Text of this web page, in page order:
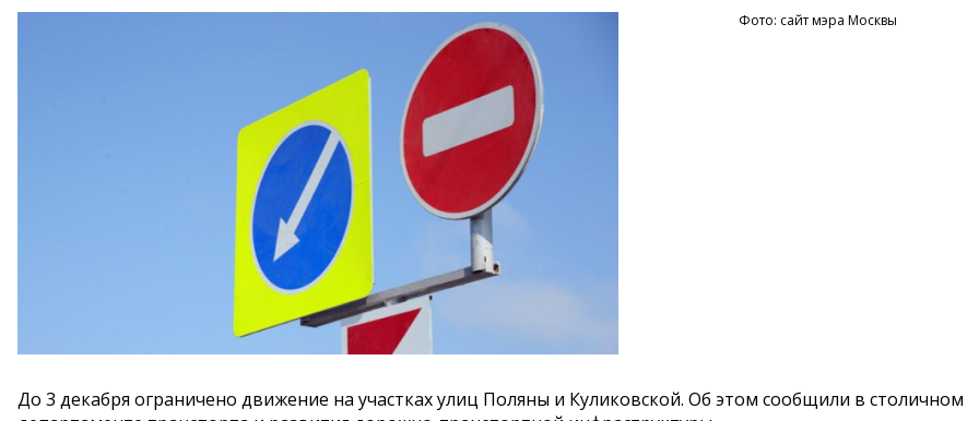
Фото: сайт мэра Москвы
До 3 декабря ограничено движение на участках улиц Поляны и Куликовской. Об этом сообщили в столичном